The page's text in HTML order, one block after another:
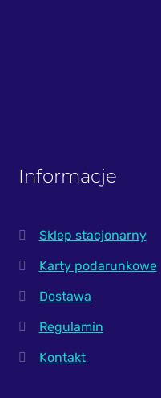
Informacje
Sklep stacjonarny
Karty podarunkowe
Dostawa
Regulamin
Kontakt